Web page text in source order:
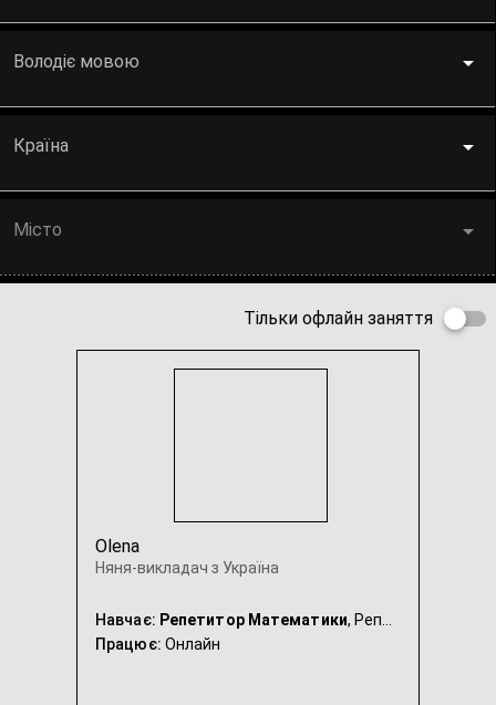
Володіє мовою
Країна
Місто
Тільки офлайн заняття
Olena
Няня-викладач з Україна
Навчає: Репетитор Математики, Репетитор Французької мови, Репетитор Фізики, Няня
Працює: Онлайн